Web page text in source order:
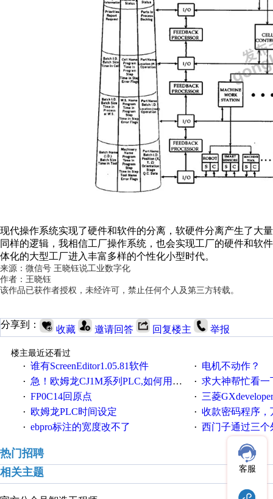
现代操作系统实现了硬件和软件的分离，软硬件分离产生了大
同样的逻辑，我相信工厂操作系统，也会实现工厂的硬件和软
体化的大型工厂进入丰富多样的个性化小型时代。
来源：微信号 王晓钰说工业数字化
作者：王晓钰
该作品已获作者授权，未经许可，禁止任何个人及第三方转载。
分享到： 收藏 邀请回答 回复楼主 举报
楼主最近还看过
· 谁有ScreenEditor1.05.81软件 · 电机不动作？
· 急！欧姆龙CJ1M系列PLC,如何用时间控制变频器。要求时间在组态王中可以自由输入！拜托各位大神了！ · 求大神帮忙看一
· FP0C14回原点 · 三菱
· 欧姆龙PLC时间设定 · 收款密码程序
· ebpro标注的宽度改不了 · 西门子通过三个外
热门招聘
相关主题
客服